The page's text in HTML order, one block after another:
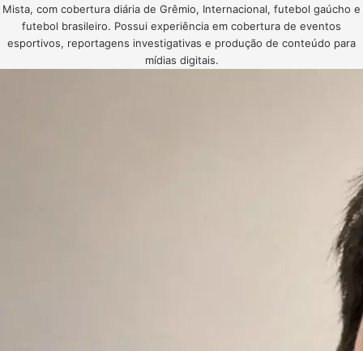
Mista, com cobertura diária de Grêmio, Internacional, futebol gaúcho e
futebol brasileiro. Possui experiência em cobertura de eventos
esportivos, reportagens investigativas e produção de conteúdo para
mídias digitais.